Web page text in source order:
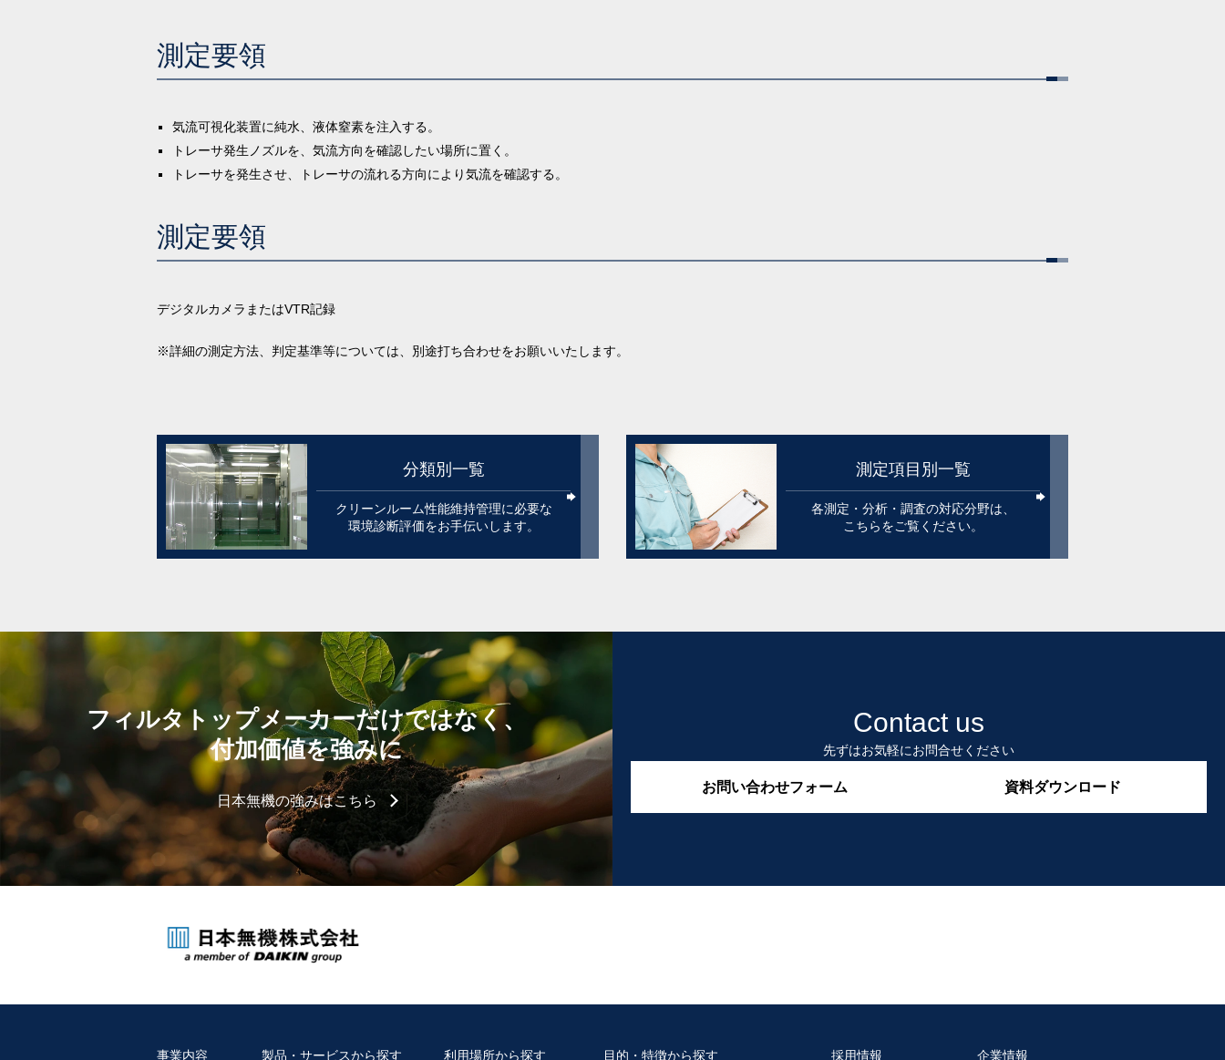
測定要領
気流可視化装置に純水、液体窒素を注入する。
トレーサ発生ノズルを、気流方向を確認したい場所に置く。
トレーサを発生させ、トレーサの流れる方向により気流を確認する。
測定要領
デジタルカメラまたはVTR記録
※詳細の測定方法、判定基準等については、別途打ち合わせをお願いいたします。
分類別一覧
クリーンルーム性能維持管理に必要な
環境診断評価をお手伝いします。
測定項目別一覧
各測定・分析・調査の対応分野は、
こちらをご覧ください。
フィルタトップメーカーだけではなく、
付加価値を強みに
日本無機の強みはこちら
Contact us
先ずはお気軽にお問合せください
お問い合わせフォーム 資料ダウンロード
事業内容 製品・サービスから探す 利用場所から探す 目的・特徴から探す 採用情報 企業情報